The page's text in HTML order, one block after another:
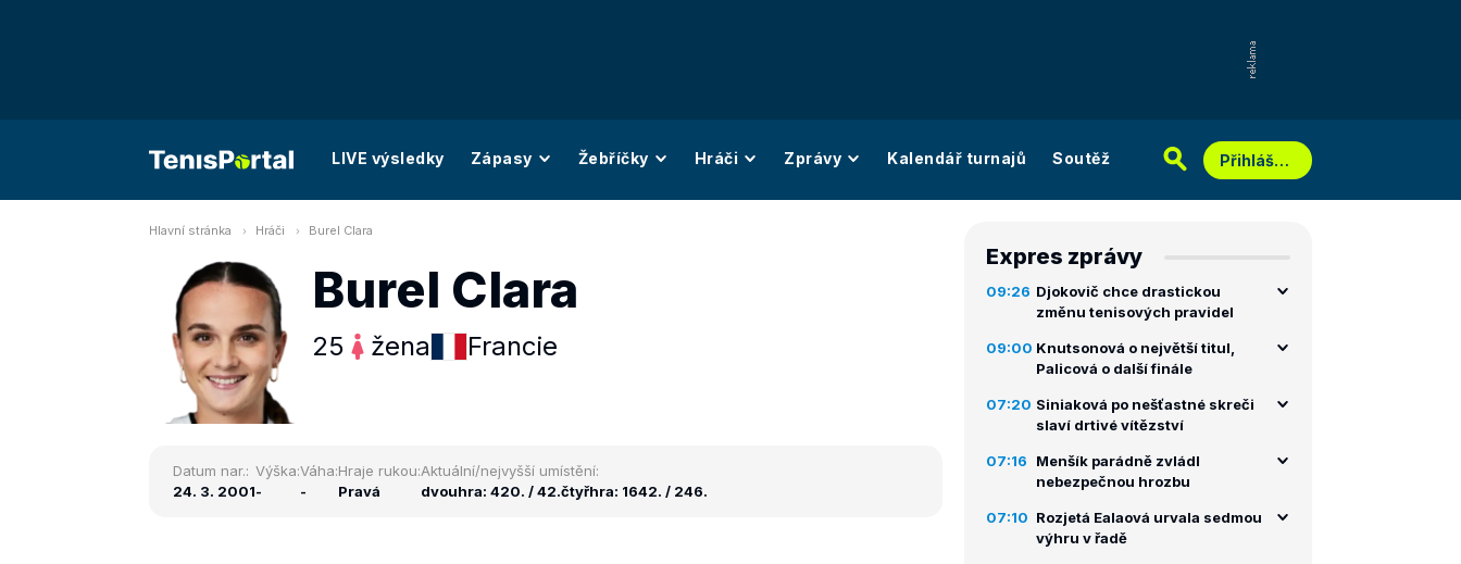
LIVE výsledky Zápasy Žebříčky Hráči Zprávy Kalendář turnajů Soutěž Přihlášení
Hlavní stránka Hráči Burel Clara
Burel Clara
25 žena Francie
Datum nar.:
24. 3. 2001
Výška:
-
Váha:
-
Hraje rukou:
Pravá
Aktuální/nejvyšší umístění:
dvouhra: 420. / 42.čtyřhra: 1642. / 246.
Expres zprávy
09:26 Djokovič chce drastickou
změnu tenisových pravidel
09:00 Knutsonová o největší titul,
Palicová o další finále
07:20 Siniaková po nešťastné skreči
slaví drtivé vítězství
07:16
Menšík parádně zvládl
nebezpečnou hrozbu
07:10 Rozjetá Ealaová urvala sedmou
výhru v řadě